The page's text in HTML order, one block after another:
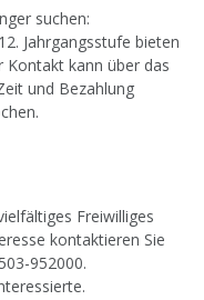
suchen:
Jahrgangsstufe bieten
Kontakt kann über das
und Bezahlung
Freiwilliges
kontaktieren Sie
952000.